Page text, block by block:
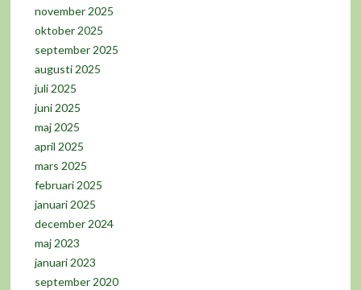
november 2025
oktober 2025
september 2025
augusti 2025
juli 2025
juni 2025
maj 2025
april 2025
mars 2025
februari 2025
januari 2025
december 2024
maj 2023
januari 2023
september 2020